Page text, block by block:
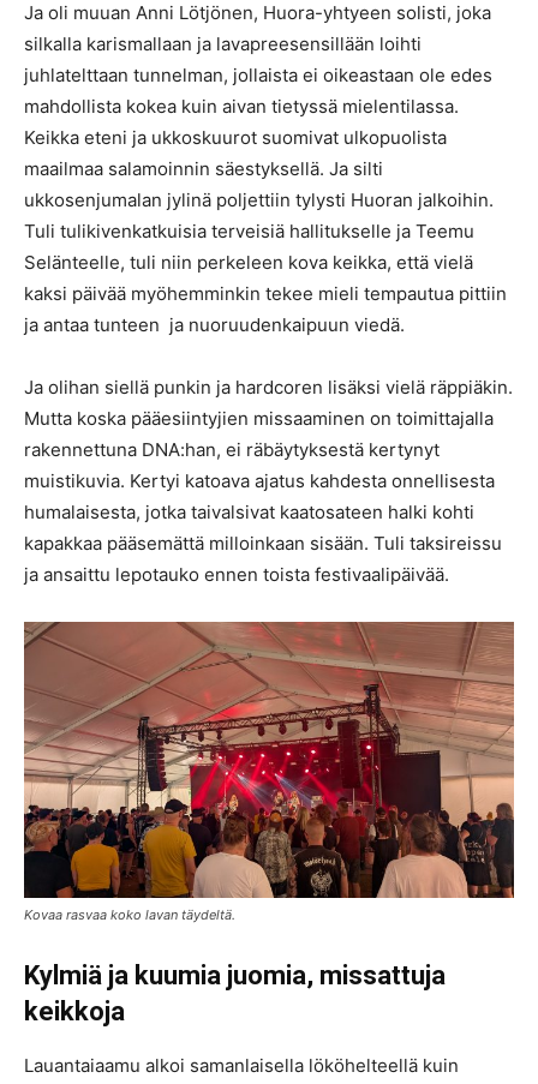
Ja oli muuan Anni Lötjönen, Huora-yhtyeen solisti, joka
silkalla karismallaan ja lavapreesensillään loihti
juhlatelttaan tunnelman, jollaista ei oikeastaan ole edes
mahdollista kokea kuin aivan tietyssä mielentilassa.
Keikka eteni ja ukkoskuurot suomivat ulkopuolista
maailmaa salamoinnin säestyksellä. Ja silti
ukkosenjumalan jylinä poljettiin tylysti Huoran jalkoihin.
Tuli tulikivenkatkuisia terveisiä hallitukselle ja Teemu
Selänteelle, tuli niin perkeleen kova keikka, että vielä
kaksi päivää myöhemminkin tekee mieli tempautua pittiin
ja antaa tunteen ja nuoruudenkaipuun viedä.
Ja olihan siellä punkin ja hardcoren lisäksi vielä räppiäkin.
Mutta koska pääesiintyjien missaaminen on toimittajalla
rakennettuna DNA:han, ei räbäytyksestä kertynyt
muistikuvia. Kertyi katoava ajatus kahdesta onnellisesta
humalaisesta, jotka taivalsivat kaatosateen halki kohti
kapakkaa pääsemättä milloinkaan sisään. Tuli taksireissu
ja ansaittu lepotauko ennen toista festivaalipäivää.
Kovaa rasvaa koko lavan täydeltä.
Kylmiä ja kuumia juomia, missattuja
keikkoja
Lauantaiaamu alkoi samanlaisella lököhelteellä kuin